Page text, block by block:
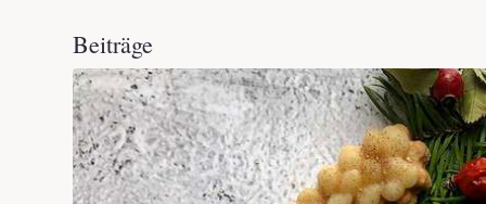
Beiträge